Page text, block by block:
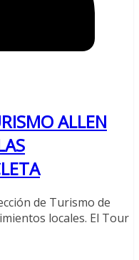
ALLEN
de Turismo de
locales. El Tour